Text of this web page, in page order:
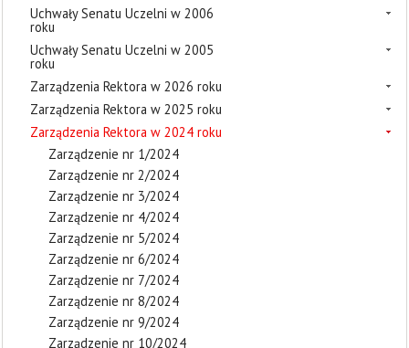
Uchwały Senatu Uczelni w 2006
roku
Uchwały Senatu Uczelni w 2005
roku
Zarządzenia Rektora w 2026 roku
Zarządzenia Rektora w 2025 roku
Zarządzenia Rektora w 2024 roku
Zarządzenie nr 1/2024
Zarządzenie nr 2/2024
Zarządzenie nr 3/2024
Zarządzenie nr 4/2024
Zarządzenie nr 5/2024
Zarządzenie nr 6/2024
Zarządzenie nr 7/2024
Zarządzenie nr 8/2024
Zarządzenie nr 9/2024
Zarządzenie nr 10/2024